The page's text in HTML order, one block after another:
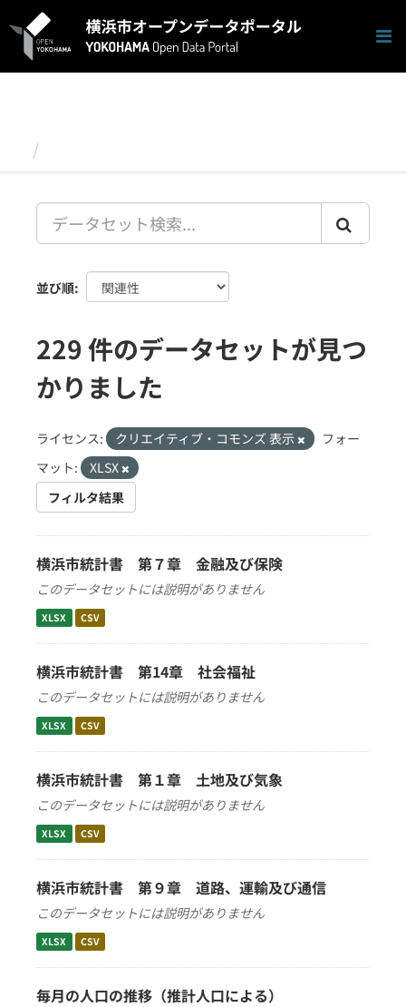
キ
並び順
229 件のデータセットが見つ
かりました
ライセンス: クリエイティブ・コモンズ 表示
フォー
マット:
XLSX
フィルタ結果
横浜市統計書 第７章 金融及び保険
このデータセットには説明がありません
XLSX CSV
横浜市統計書 第14章 社会福祉
このデータセットには説明がありません
XLSX CSV
横浜市統計書 第１章 土地及び気象
このデータセットには説明がありません
XLSX CSV
横浜市統計書 第９章 道路、運輸及び通信
このデータセットには説明がありません
XLSX CSV
毎月の人口の推移（推計人口による）